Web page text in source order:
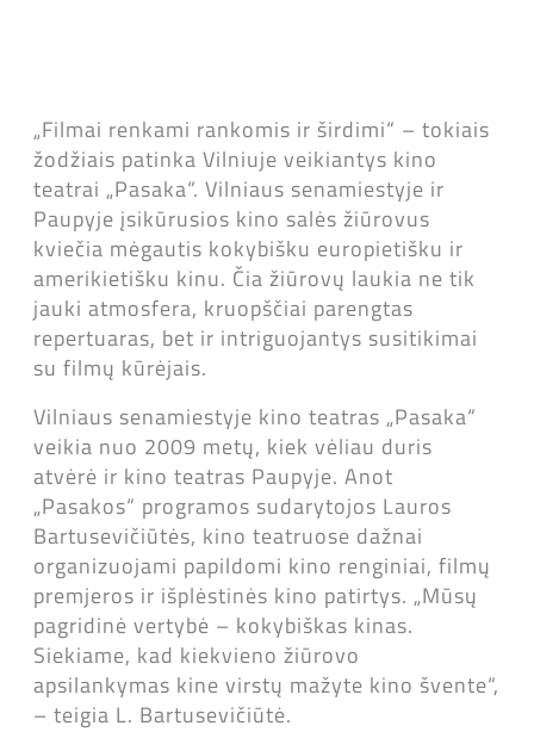
„Filmai renkami rankomis ir širdimi“ – tokiais
žodžiais patinka Vilniuje veikiantys kino
teatrai „Pasaka“. Vilniaus senamiestyje ir
Paupyje įsikūrusios kino salės žiūrovus
kviečia mėgautis kokybišku europietišku ir
amerikietišku kinu. Čia žiūrovų laukia ne tik
jauki atmosfera, kruopščiai parengtas
repertuaras, bet ir intriguojantys susitikimai
su filmų kūrėjais.
Vilniaus senamiestyje kino teatras „Pasaka“
veikia nuo 2009 metų, kiek vėliau duris
atvėrė ir kino teatras Paupyje. Anot
„Pasakos“ programos sudarytojos Lauros
Bartusevičiūtės, kino teatruose dažnai
organizuojami papildomi kino renginiai, filmų
premjeros ir išplėstinės kino patirtys. „Mūsų
pagridinė vertybė – kokybiškas kinas.
Siekiame, kad kiekvieno žiūrovo
apsilankymas kine virstų mažyte kino švente“,
– teigia L. Bartusevičiūtė.